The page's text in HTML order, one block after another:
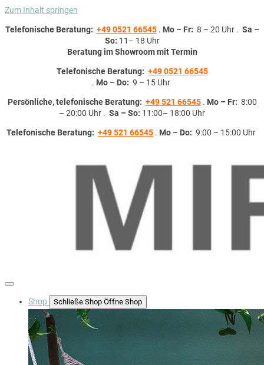
Zum Inhalt springen
Telefonische Beratung: +49 0521 66545. Mo – Fr: 8 – 20 Uhr . Sa –
So: 11– 18 Uhr
Beratung im Showroom mit Termin
Telefonische Beratung: +49 0521 66545
. Mo – Do: 9 – 15 Uhr
Persönliche, telefonische Beratung: +49 521 66545. Mo – Fr: 8:00
– 20:00 Uhr . Sa – So: 11:00– 18:00 Uhr
Telefonische Beratung: +49 521 66545 . Mo – Do: 9:00 – 15:00 Uhr
Shop Schließe Shop Öffne Shop